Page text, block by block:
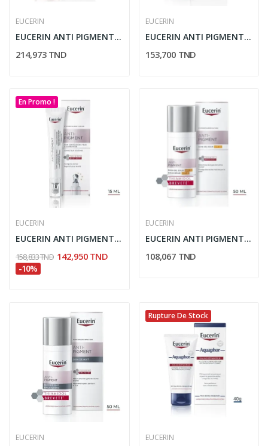
EUCERIN
EUCERIN ANTI PIGMENT SERUM DUO 30ML
214,973 TND
EUCERIN
EUCERIN ANTI PIGMENT SERUM ECLAT FL 30ML
153,700 TND
En Promo !
EUCERIN
EUCERIN ANTI PIGMENT SOIN CONTOUR DES YEUX...
158,833 TND 142,950 TND
-10%
EUCERIN
EUCERIN ANTI PIGMENT SOIN DE JOUR SPF30 50ML
108,067 TND
EUCERIN
Rupture De Stock
EUCERIN